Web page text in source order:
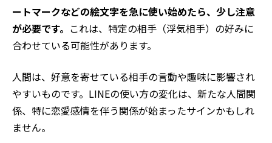
ートマークなどの絵文字を急に使い始めたら、少し注意
が必要です。 これは、特定の相手（浮気相手）の好みに
合わせている可能性があります。
人間は、好意を寄せている相手の言動や趣味に影響され
やすいものです。LINEの使い方の変化は、新たな人間関
係、特に恋愛感情を伴う関係が始まったサインかもしれ
ません。